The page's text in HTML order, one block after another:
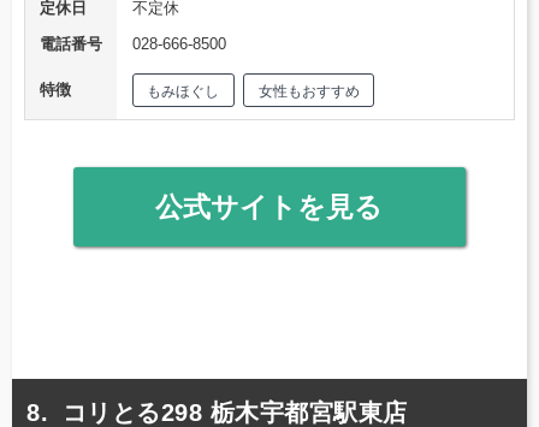
定休日
不定休
電話番号
028-666-8500
特徴 もみほぐし 女性もおすすめ
公式サイトを見る
コリとる298 栃木宇都宮駅東店